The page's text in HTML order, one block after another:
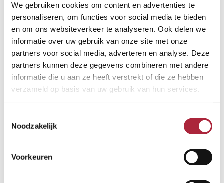
We gebruiken cookies om content en advertenties te
personaliseren, om functies voor social media te bieden
en om ons websiteverkeer te analyseren. Ook delen we
informatie over uw gebruik van onze site met onze
partners voor social media, adverteren en analyse. Deze
partners kunnen deze gegevens combineren met andere
informatie die u aan ze heeft verstrekt of die ze hebben
verzameld op basis van uw gebruik van hun services.
Noodzakelijk
Voorkeuren
bepaald door de afmetingen van de vrachtwagens. Dit
uitgangspunt, in combinatie met de elementen van het
gebouw, vormt de basis voor de
Meer lezen »
Dock